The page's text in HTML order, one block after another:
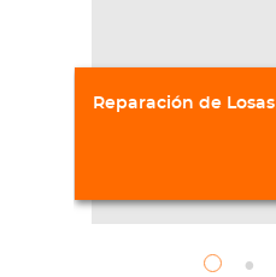
Reparación de Losas